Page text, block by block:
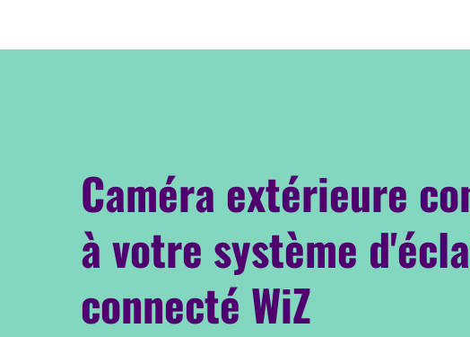
Caméra extérieure
à votre système
connecté WiZ